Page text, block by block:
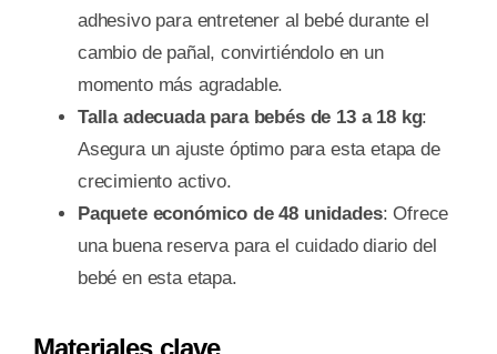
adhesivo para entretener al bebé durante el
cambio de pañal, convirtiéndolo en un
momento más agradable.
Talla adecuada para bebés de 13 a 18 kg:
Asegura un ajuste óptimo para esta etapa de
crecimiento activo.
Paquete económico de 48 unidades: Ofrece
una buena reserva para el cuidado diario del
bebé en esta etapa.
Materiales clave